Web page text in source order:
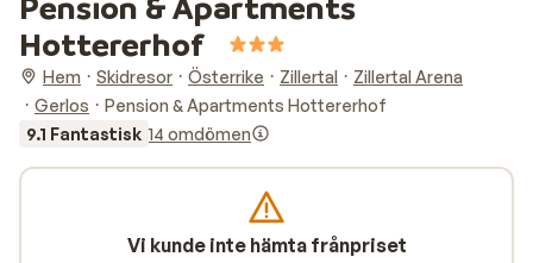
Hottererhof
Hem Skidresor Österrike Zillertal
Zillertal Arena
Gerlos
Pension & Apartments Hottererhof
9.1 Fantastisk 14 omdömen
Vi kunde inte hämta frånpriset